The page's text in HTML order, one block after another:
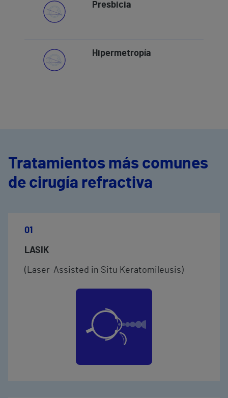
Presbicia
Hipermetropía
Tratamientos más comunes
de cirugía refractiva
01
LASIK
(Laser-Assisted in Situ Keratomileusis)